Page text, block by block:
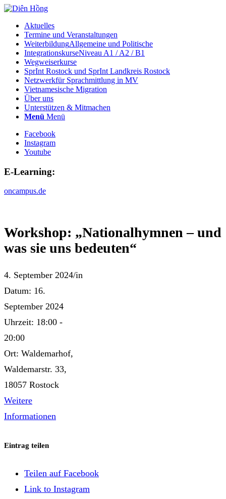
Aktuelles
Termine und Veranstaltungen
WeiterbildungAllgemeine und Politische
IntegrationskurseNiveau A1 / A2 / B1
Wegweiserkurse
SprInt Rostock und SprInt Landkreis Rostock
Netzwerkfür Sprachmittlung in MV
Vietnamesische Migration
Über uns
Unterstützen & Mitmachen
Menü Menü
Facebook
Instagram
Youtube
E-Learning:
oncampus.de
Workshop: „Nationalhymnen – und
was sie uns bedeuten“
4. September 2024/in
Datum: 16.
September 2024
Uhrzeit: 18:00 -
20:00
Ort: Waldemarhof,
Waldemarstr. 33,
18057 Rostock
Weitere
Informationen
Eintrag teilen
Teilen auf Facebook
Link to Instagram